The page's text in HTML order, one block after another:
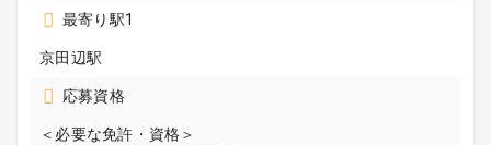
最寄り駅1
京田辺駅
応募資格
＜必要な免許・資格＞